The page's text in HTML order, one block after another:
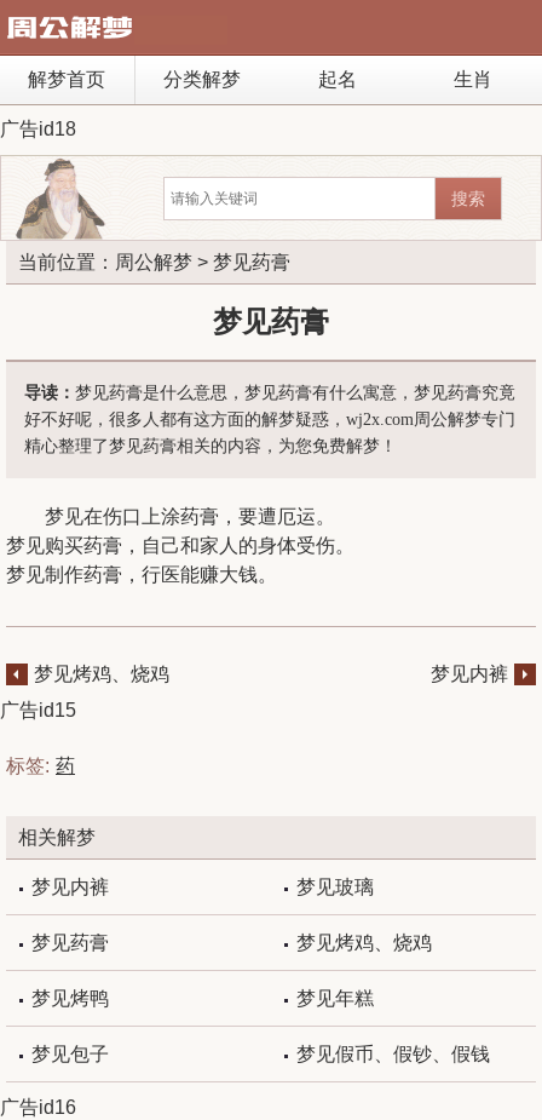
解梦首页 分类解梦 起名 生肖
广告id18
当前位置： 周公解梦 > 梦见药膏
梦见药膏
导读： 梦见药膏是什么意思，梦见药膏有什么寓意，梦见药膏究竟
好不好呢，很多人都有这方面的解梦疑惑，wj2x.com周公解梦专门
精心整理了梦见药膏相关的内容，为您免费解梦！
梦见在伤口上涂药膏，要遭厄运。
梦见购买药膏，自己和家人的身体受伤。
梦见制作药膏，行医能赚大钱。
梦见烤鸡、烧鸡
梦见内裤
广告id15
标签: 药
相关解梦
梦见内裤 梦见玻璃
梦见药膏 梦见烤鸡、烧鸡
梦见烤鸭 梦见年糕
梦见包子 梦见假币、假钞、假钱
广告id16